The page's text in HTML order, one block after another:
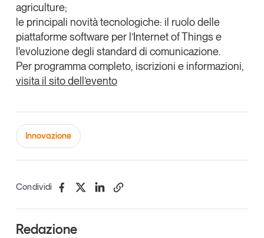
Tendenze è il magazine di GS1 Italy che racconta in
modo indipendente il cambiamento e le sfide del largo
consumo e dell’economia a professionisti e
GS1 Italy
agriculture;
le principali novità tecnologiche: il ruolo delle
piattaforme software per l’Internet of Things e
l'evoluzione degli standard di comunicazione.
Per programma completo, iscrizioni e informazioni,
visita il sito dell’evento
Innovazione
Condividi
Redazione